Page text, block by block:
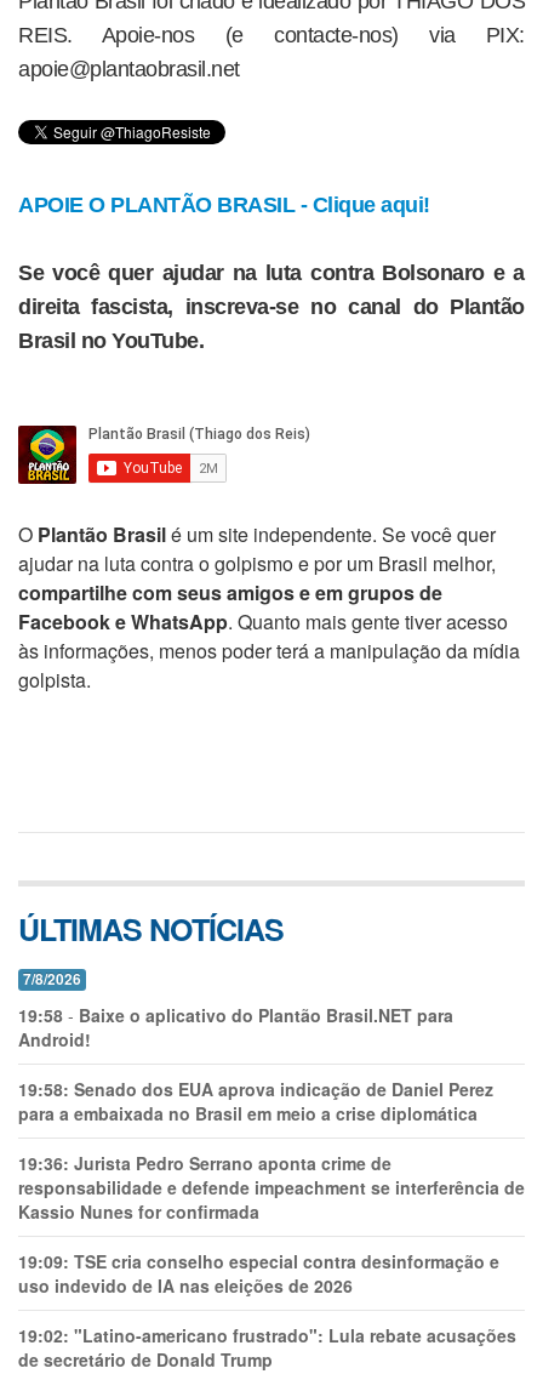
REIS. Apoie-nos (e contacte-nos) via PIX:
apoie@plantaobrasil.net
APOIE O PLANTÃO BRASIL - Clique aqui!
Se você quer ajudar na luta contra Bolsonaro e a
direita fascista, inscreva-se no canal do Plantão
Brasil no YouTube.
O Plantão Brasilé um site independente. Se você quer
ajudar na luta contra o golpismo e por um Brasil melhor,
compartilhe com seus amigos e em grupos de
Facebook e WhatsApp. Quanto mais gente tiver acesso
às informações, menos poder terá a manipulação da mídia
golpista.
ÚLTIMAS NOTÍCIAS
7/8/2026
19:58 - Baixe o aplicativo do Plantão Brasil.NET para
Android!
19:58: Senado dos EUA aprova indicação de Daniel Perez
para a embaixada no Brasil em meio a crise diplomática
19:36: Jurista Pedro Serrano aponta crime de
responsabilidade e defende impeachment se interferência de
Kassio Nunes for confirmada
19:09: TSE cria conselho especial contra desinformação e
uso indevido de IA nas eleições de 2026
19:02: "Latino-americano frustrado": Lula rebate acusações
de secretário de Donald Trump